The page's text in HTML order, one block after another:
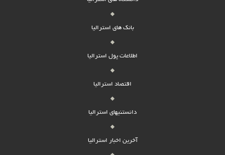
بانک های استرالیا
اطلاعات پول استرالیا
اقتصاد استرالیا
دانستنیهای استرالیا
آخرین اخبار استرالیا